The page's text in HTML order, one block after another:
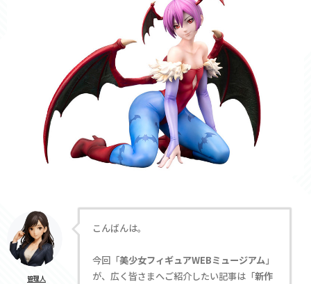
管理人
こんばんは。
今回「美少女フィギュアWEBミュージアム 」
が、広く皆さまへご紹介したい記事は「新作